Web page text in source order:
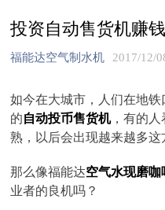
投资自动售货机赚
福能达空气制水机 2017/12/
如今在大城市，人们在地
的自动投币售货机，有的人
熟，以后会出现越来越多这
那么像福能达空气水现磨咖
业者的良机吗？